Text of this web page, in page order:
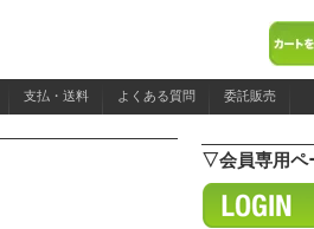
支払・送料 よくある質問 委託販売
▽会員専用ペ